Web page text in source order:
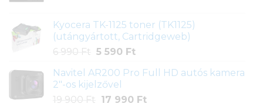
18
900 Ft.
16
190 Ft.
Kyocera TK-1125 toner (TK1125)
(utángyártott, Cartridgeweb)
6 990 Ft Original
was:
6
990 Ft.
5 590 FtCurrent
is:
590 Ft.
Navitel AR200 Pro Full HD autós kamera
2"-os kijelzővel
19 900 Ft
Original
17 990 FtCurrent